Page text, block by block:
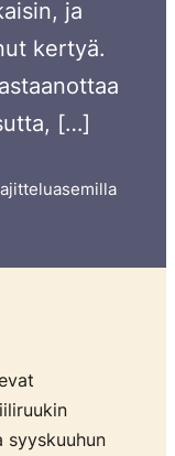
ja
kertyä.
[…]
syyskuuhun